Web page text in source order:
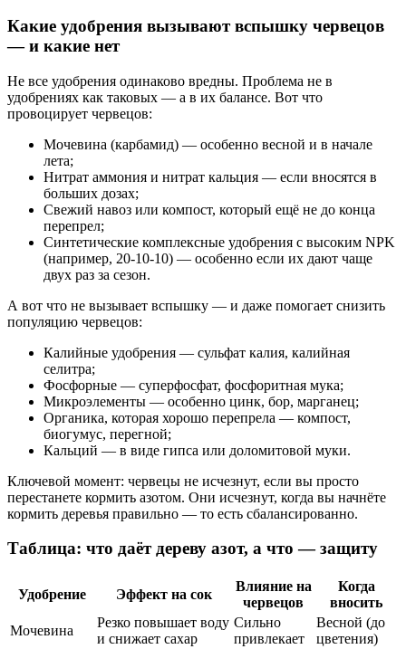
Какие удобрения вызывают вспышку червецов
— и какие нет
Не все удобрения одинаково вредны. Проблема не в
удобрениях как таковых — а в их балансе. Вот что
провоцирует червецов:
Мочевина (карбамид) — особенно весной и в начале
лета;
Нитрат аммония и нитрат кальция — если вносятся в
больших дозах;
Свежий навоз или компост, который ещё не до конца
перепрел;
Синтетические комплексные удобрения с высоким NPK
(например, 20-10-10) — особенно если их дают чаще
двух раз за сезон.
А вот что не вызывает вспышку — и даже помогает снизить
популяцию червецов:
Калийные удобрения — сульфат калия, калийная
селитра;
Фосфорные — суперфосфат, фосфоритная мука;
Микроэлементы — особенно цинк, бор, марганец;
Органика, которая хорошо перепрела — компост,
биогумус, перегной;
Кальций — в виде гипса или доломитовой муки.
Ключевой момент: червецы не исчезнут, если вы просто
перестанете кормить азотом. Они исчезнут, когда вы начнёте
кормить деревья правильно — то есть сбалансированно.
Таблица: что даёт дереву азот, а что — защиту
Удобрение Эффект на сок
Влияние на
червецов
Когда
вносить
Мочевина
Резко повышает воду
и снижает сахар
Сильно
привлекает
Весной (до
цветения)